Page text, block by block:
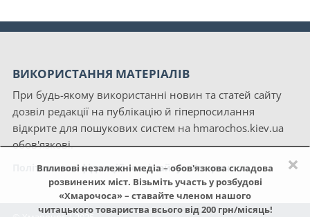
×
Впливові незалежні медіа – обов'язкова складова
розвинених міст. Візьміть участь у розбудові
«Хмарочоса» – ставайте членом нашого
читацького товариства всього від 200 грн/місяць!
ВИКОРИСТАННЯ МАТЕРІАЛІВ
При будь-якому використанні новин та статей сайту
дозвіл редакції на публікацію й гіперпосилання
відкрите для пошукових систем на hmarochos.kiev.ua
обов'язкові.
Політика конфіденційності сайту «Хмарочос»